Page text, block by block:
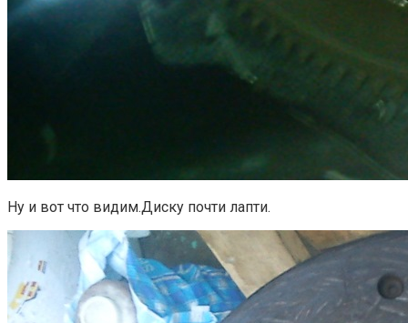
Ну и вот что видим.Диску почти лапти.